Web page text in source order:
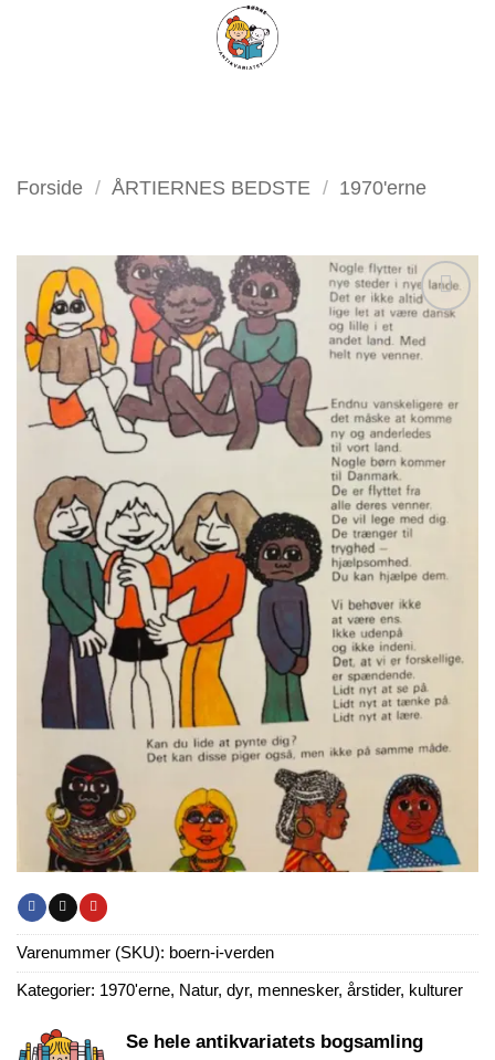
FILTER
Forside / ÅRTIERNES BEDSTE / 1970'erne
Tilføj
Varenummer (SKU): boern-i-verden
Kategorier: 1970'erne, Natur, dyr, mennesker, årstider, kulturer
Se hele antikvariatets bogsamling